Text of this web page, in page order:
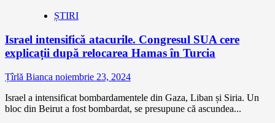
ȘTIRI
Israel intensifică atacurile. Congresul SUA cere
explicații după relocarea Hamas în Turcia
Țîrlă Bianca noiembrie 23, 2024
Israel a intensificat bombardamentele din Gaza, Liban și Siria. Un
bloc din Beirut a fost bombardat, se presupune că ascundea...